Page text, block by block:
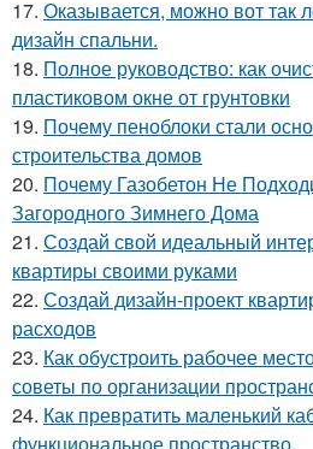
17. Оказывается, можно вот так
дизайн спальни.
18. Полное руководство: как
пластиковом окне от грунтовки
19. Почему пеноблоки стали
строительства домов
20. Почему Газобетон Не
Загородного Зимнего Дома
21. Создай свой идеальный
квартиры своими руками
22. Создай дизайн-проект
расходов
23. Как обустроить рабочее
советы по организации
24. Как превратить маленький
функциональное пространство